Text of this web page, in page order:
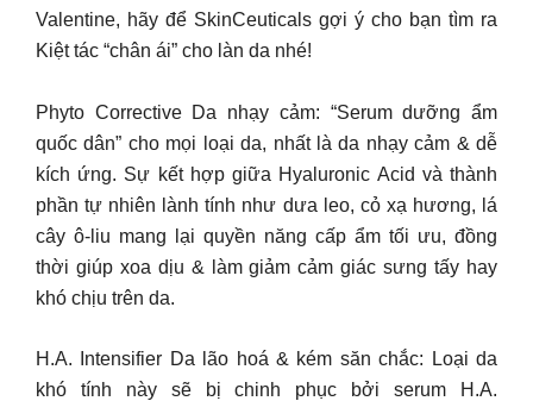
Valentine, hãy để SkinCeuticals gợi ý cho bạn tìm ra
Kiệt tác “chân ái” cho làn da nhé!
Phyto Corrective Da nhạy cảm: “Serum dưỡng ẩm
quốc dân” cho mọi loại da, nhất là da nhạy cảm & dễ
kích ứng. Sự kết hợp giữa Hyaluronic Acid và thành
phần tự nhiên lành tính như dưa leo, cỏ xạ hương, lá
cây ô-liu mang lại quyền năng cấp ẩm tối ưu, đồng
thời giúp xoa dịu & làm giảm cảm giác sưng tấy hay
khó chịu trên da.
H.A. Intensifier Da lão hoá & kém săn chắc: Loại da
khó tính này sẽ bị chinh phục bởi serum H.A.